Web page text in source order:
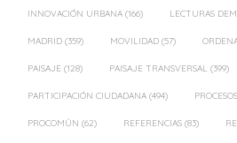
INNOVACIÓN URBANA (166) LECTURAS
MADRID (359) MOVILIDAD (57)
PAISAJE (128) PAISAJE TRANSVERSAL (399)
PARTICIPACIÓN CIUDADANA (494)
PROCOMÚN (62) REFERENCIAS (83)